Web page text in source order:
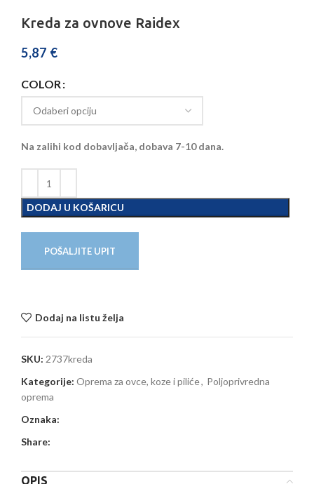
Kreda za ovnove Raidex
5,87 €
COLOR
Na zalihi kod dobavljača, dobava 7-10 dana.
DODAJ U KOŠARICU
POŠALJITE UPIT
Dodaj na listu želja
SKU: 2737kreda
Kategorije: Oprema za ovce, koze i piliće, Poljoprivredna
oprema
Oznaka:
Share:
OPIS